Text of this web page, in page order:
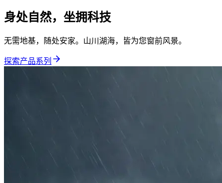
身处自然，坐拥科技
无需地基，随处安家。山川湖海，皆为您窗前风景。
探索产品系列